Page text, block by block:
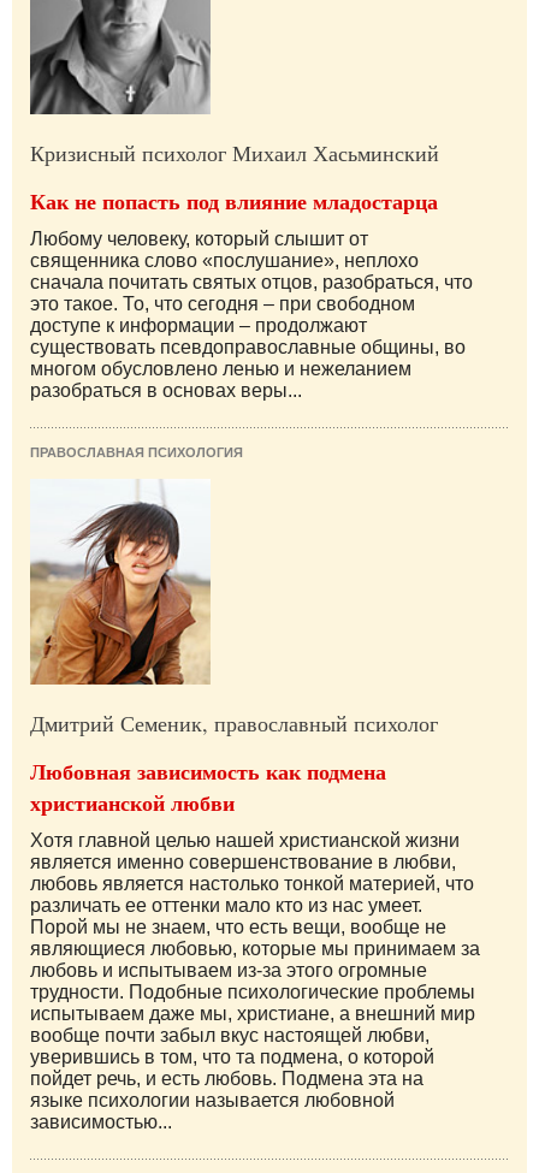
Кризисный психолог Михаил Хасьминский
Как не попасть под влияние младостарца
Любому человеку, который слышит от
священника слово «послушание», неплохо
сначала почитать святых отцов, разобраться, что
это такое. То, что сегодня – при свободном
доступе к информации – продолжают
существовать псевдоправославные общины, во
многом обусловлено ленью и нежеланием
разобраться в основах веры...
ПРАВОСЛАВНАЯ ПСИХОЛОГИЯ
Дмитрий Семеник, православный психолог
Любовная зависимость как подмена
христианской любви
Хотя главной целью нашей христианской жизни
является именно совершенствование в любви,
любовь является настолько тонкой материей, что
различать ее оттенки мало кто из нас умеет.
Порой мы не знаем, что есть вещи, вообще не
являющиеся любовью, которые мы принимаем за
любовь и испытываем из-за этого огромные
трудности. Подобные психологические проблемы
испытываем даже мы, христиане, а внешний мир
вообще почти забыл вкус настоящей любви,
уверившись в том, что та подмена, о которой
пойдет речь, и есть любовь. Подмена эта на
языке психологии называется любовной
зависимостью...